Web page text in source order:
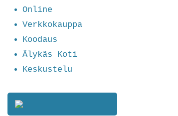
Online
Verkkokauppa
Koodaus
Älykäs Koti
Keskustelu